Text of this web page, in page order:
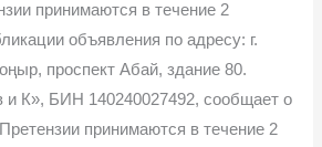
принимаются в течение 2
объявления по адресу: г.
проспект Абай, здание 80.
К», БИН 140240027492, сообщает о
принимаются в течение 2